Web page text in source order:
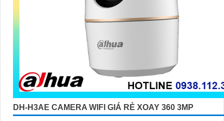
DH-H3AE CAMERA WIFI GIÁ RẺ XOAY 360 3MP